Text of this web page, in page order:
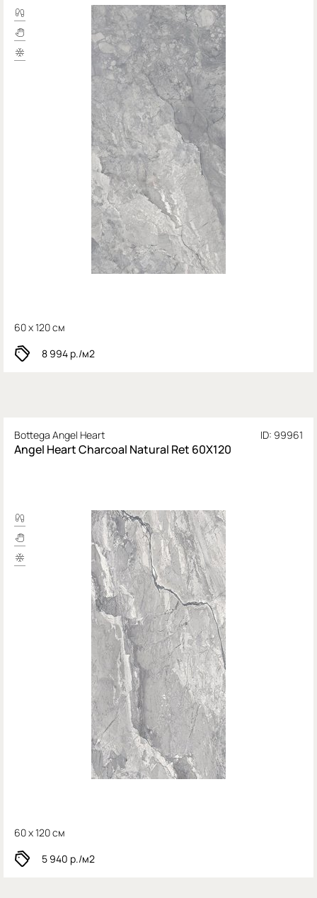
60 x 120 см
8 994 р./м2
Bottega Angel Heart ID: 99961
Angel Heart Charcoal Natural Ret 60X120
60 x 120 см
5 940 р./м2